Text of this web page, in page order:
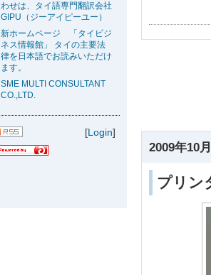
2009年10
プリン
わせは、タイ語専門翻訳会社
GIPU（ジーアイピーユー）
新ホームページ 「タイビジ
ネス情報館」 タイの主要法
律を日本語でお読みいただけ
ます。
SME MULTI CONSULTANT
CO.,LTD.
[Login]